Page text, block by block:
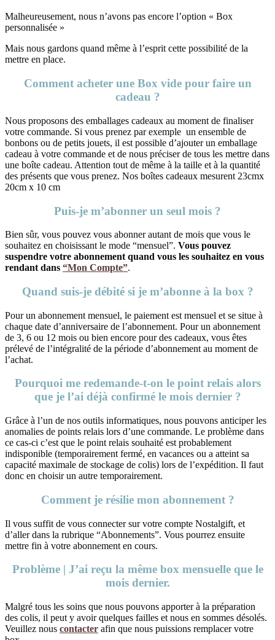
Malheureusement, nous n’avons pas encore l’option « Box
personnalisée »
Mais nous gardons quand même à l’esprit cette possibilité de la
mettre en place.
Comment acheter une Box vide pour faire un
cadeau ?
Nous proposons des emballages cadeaux au moment de finaliser
votre commande. Si vous prenez par exemple un ensemble de
bonbons ou de petits jouets, il est possible d’ajouter un emballage
cadeau à votre commande et de nous préciser de tous les mettre dans
une boîte cadeau. Attention tout de même à la taille et à la quantité
des présents que vous prenez. Nos boîtes cadeaux mesurent 23cmx
20cm x 10 cm
Puis-je m’abonner un seul mois ?
Bien sûr, vous pouvez vous abonner autant de mois que vous le
souhaitez en choisissant le mode “mensuel”. Vous pouvez
suspendre votre abonnement quand vous les souhaitez en vous
rendant dans “Mon Compte”.
Quand suis-je débité si je m’abonne à la box ?
Pour un abonnement mensuel, le paiement est mensuel et se situe à
chaque date d’anniversaire de l’abonnement. Pour un abonnement
de 3, 6 ou 12 mois ou bien encore pour des cadeaux, vous êtes
prélevé de l’intégralité de la période d’abonnement au moment de
l’achat.
Pourquoi me redemande-t-on le point relais alors
que je l’ai déjà confirmé le mois dernier ?
Grâce à l’un de nos outils informatiques, nous pouvons anticiper les
anomalies de points relais lors d’une commande. Le problème dans
ce cas-ci c’est que le point relais souhaité est probablement
indisponible (temporairement fermé, en vacances ou a atteint sa
capacité maximale de stockage de colis) lors de l’expédition. Il faut
donc en choisir un autre temporairement.
Comment je résilie mon abonnement ?
Il vous suffit de vous connecter sur votre compte Nostalgift, et
d’aller dans la rubrique “Abonnements”. Vous pourrez ensuite
mettre fin à votre abonnement en cours.
Problème | J’ai reçu la même box mensuelle que le
mois dernier.
Malgré tous les soins que nous pouvons apporter à la préparation
des colis, il peut y avoir quelques failles et nous en sommes désolés.
Veuillez nous contacter afin que nous puissions remplacer votre